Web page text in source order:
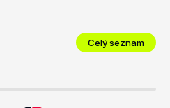
Celý seznam